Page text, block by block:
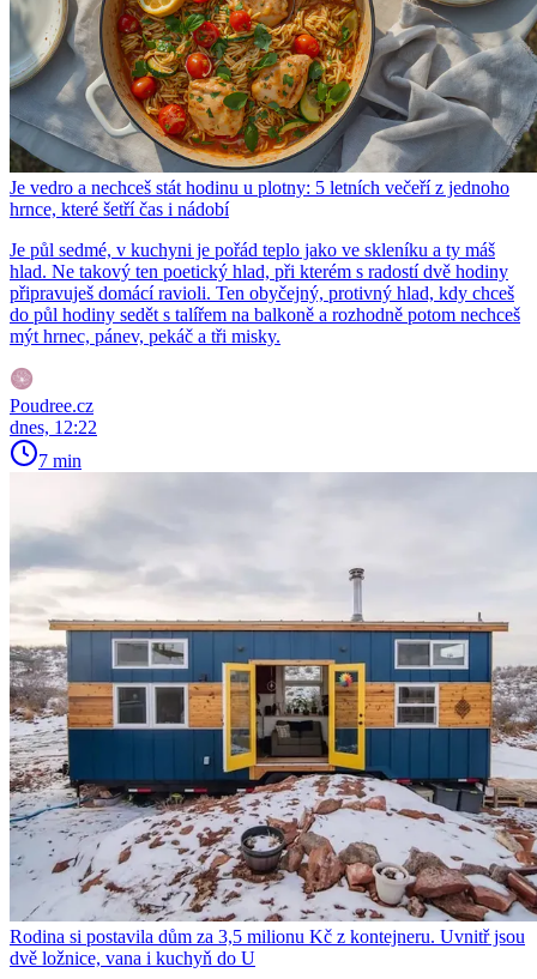
Je vedro a nechceš stát hodinu u plotny: 5 letních večeří z jednoho
hrnce, které šetří čas i nádobí
Je půl sedmé, v kuchyni je pořád teplo jako ve skleníku a ty máš
hlad. Ne takový ten poetický hlad, při kterém s radostí dvě hodiny
připravuješ domácí ravioli. Ten obyčejný, protivný hlad, kdy chceš
do půl hodiny sedět s talířem na balkoně a rozhodně potom nechceš
mýt hrnec, pánev, pekáč a tři misky.
Poudree.cz
dnes, 12:22
7 min
Rodina si postavila dům za 3,5 milionu Kč z kontejneru. Uvnitř jsou
dvě ložnice, vana i kuchyň do U